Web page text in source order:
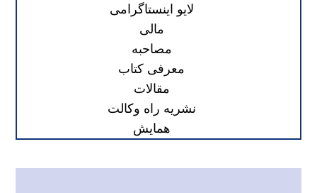
لایو اینستاگرامی
مالی
مصاحبه
معرفی کتاب
مقالات
نشریه راه وکالت
همایش